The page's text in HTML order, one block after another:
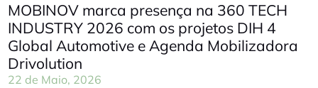
MOBINOV marca presença na 360 TECH
INDUSTRY 2026 com os projetos DIH 4
Global Automotive e Agenda Mobilizadora
Drivolution
22 de Maio, 2026